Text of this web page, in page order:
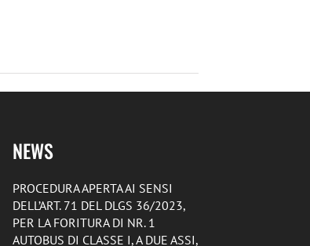
NEWS
PROCEDURA APERTA AI SENSI
DELL’ART. 71 DEL DLGS 36/2023,
PER LA FORITURA DI NR. 1
AUTOBUS DI CLASSE I, A DUE ASSI,